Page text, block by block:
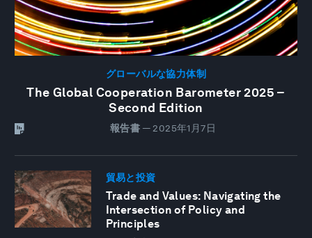
グローバルな協力体制
The Global Cooperation Barometer 2025 –
Second Edition
報告書 — 2025年1月7日
貿易と投資
Trade and Values: Navigating the
Intersection of Policy and
Principles